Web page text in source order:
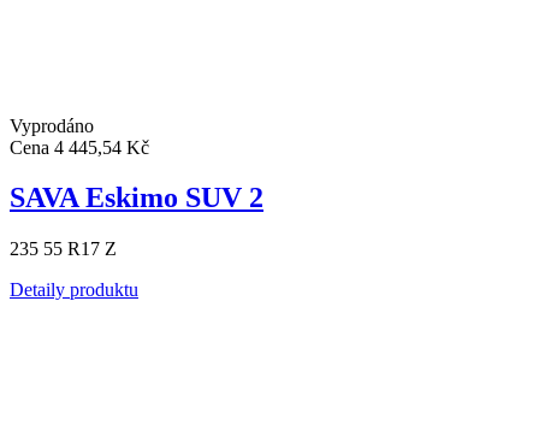
Vyprodáno
Cena 4 445,54 Kč
SAVA Eskimo SUV 2
235 55 R17 Z
Detaily produktu